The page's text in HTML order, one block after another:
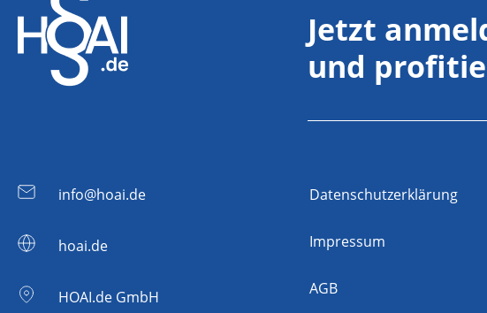
Jetzt
und
info@hoai.de
hoai.de
HOAI.de GmbH
Datenschutzerklärung
Impressum
AGB